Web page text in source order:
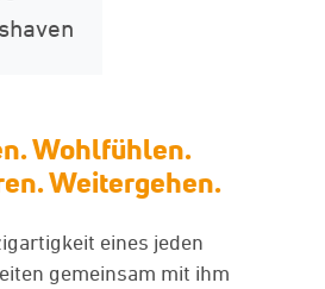
Wohlfühlen.
Weitergehen.
eines jeden
gemeinsam mit ihm